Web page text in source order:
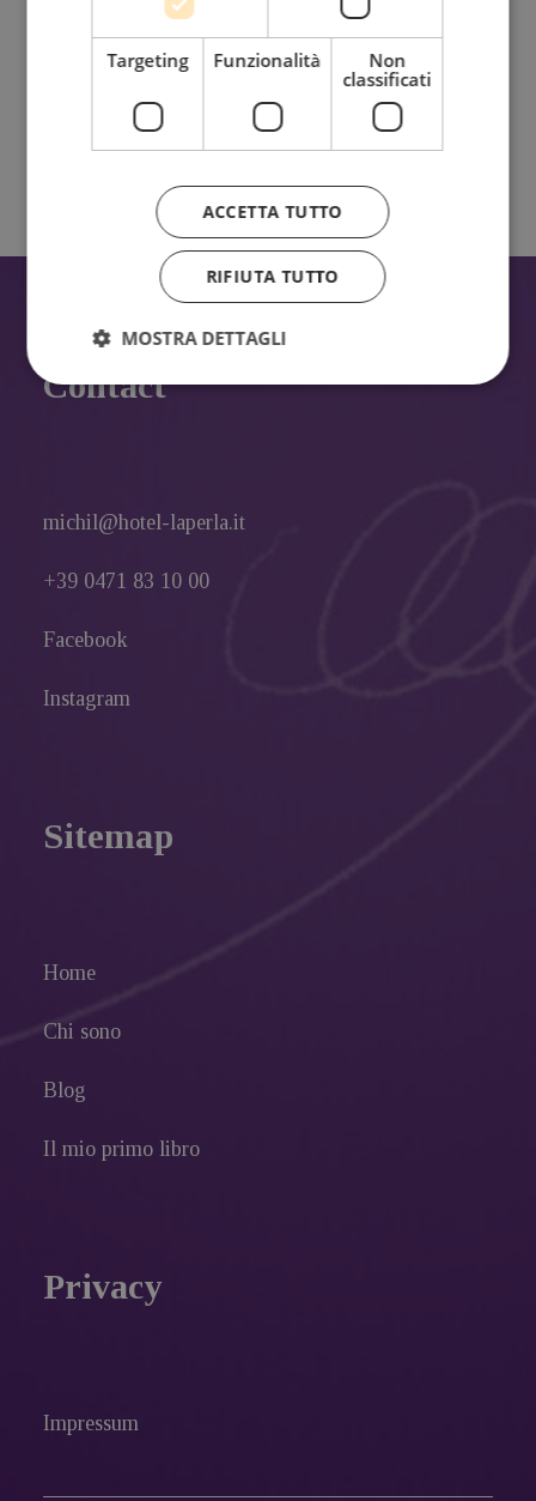
dati personali.
Contact
michil@hotel-laperla.it
+39 0471 83 10 00
Facebook
Instagram
Sitemap
Home
Chi sono
Blog
Il mio primo libro
Privacy
Impressum
Targeting Funzionalità
Non
classificati
ACCETTA TUTTO
RIFIUTA TUTTO
MOSTRA DETTAGLI